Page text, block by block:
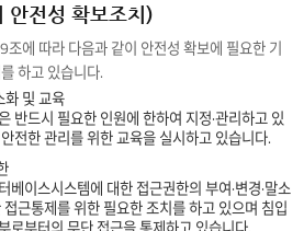
안전성 확보조치)
에 따라 다음과 같이 안전성 확보에 필요한 기
하고 있습니다.
및 교육
반드시 필요한 인원에 한하여 지정·관리하고 있
전한 관리를 위한 교육을 실시하고 있습니다.
베이스시스템에 대한 접근권한의 부여·변경·말소
근통제를 위한 필요한 조치를 하고 있으며 침입